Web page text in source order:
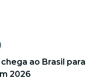
ao Brasil para
2026